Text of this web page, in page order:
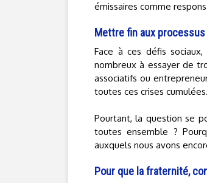
émissaires comme
Mettre fin aux
Face à ces défis
nombreux à essayer de
associatifs ou
toutes ces crises
Pourtant, la question se
toutes ensemble ?
auxquels nous avons
Pour que la fraternité,